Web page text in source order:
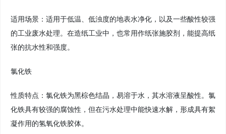
适用场景：适用于低温、低浊度的地表水净化，以及一些酸性较强
的工业废水处理。在造纸工业中，也常用作纸张施胶剂，能提高纸
张的抗水性和强度。
氯化铁
性质特点：氯化铁为黑棕色结晶，易溶于水，其水溶液呈酸性。氯
化铁具有较强的腐蚀性，但在污水处理中能快速水解，形成具有絮
凝作用的氢氧化铁胶体。